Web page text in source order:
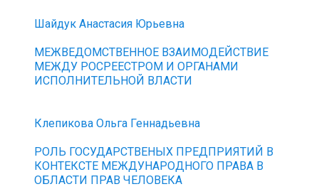
Шайдук Анастасия Юрьевна
МЕЖВЕДОМСТВЕННОЕ ВЗАИМОДЕЙСТВИЕ
МЕЖДУ РОСРЕЕСТРОМ И ОРГАНАМИ
ИСПОЛНИТЕЛЬНОЙ ВЛАСТИ
Клепикова Ольга Геннадьевна
РОЛЬ ГОСУДАРСТВЕНЫХ ПРЕДПРИЯТИЙ В
КОНТЕКСТЕ МЕЖДУНАРОДНОГО ПРАВА В
ОБЛАСТИ ПРАВ ЧЕЛОВЕКА